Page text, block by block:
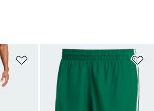
위시리스트 담기